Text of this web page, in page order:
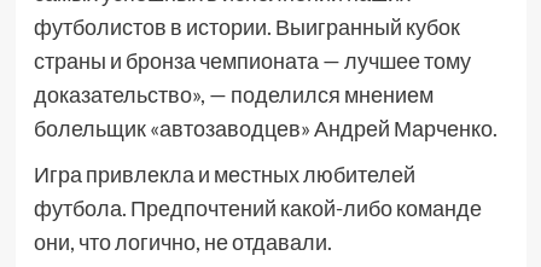
футболистов в истории. Выигранный кубок
страны и бронза чемпионата — лучшее тому
доказательство», — поделился мнением
болельщик «автозаводцев» Андрей Марченко.
Игра привлекла и местных любителей
футбола. Предпочтений какой-либо команде
они, что логично, не отдавали.